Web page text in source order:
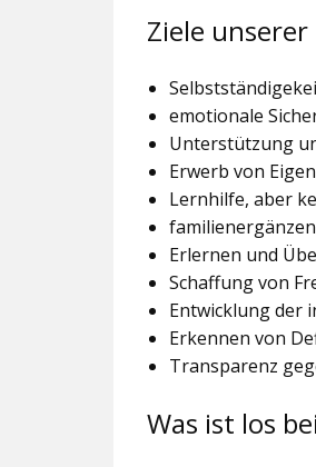
Ziele
emotionale
Unterstützung
Erwerb von
Lernhilfe, aber
Erlernen und
Schaffung von
Entwicklung der
Erkennen von
Transparenz
Was ist los